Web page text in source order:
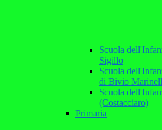
Scuola
Sigillo
Scuola
di Bivio
Scuola
(Costacciaro)
Primaria